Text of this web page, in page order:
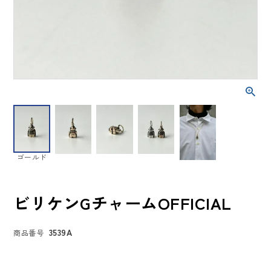
ゴールド
ビリケンGチャームOFFICIAL
商品番号 3539A